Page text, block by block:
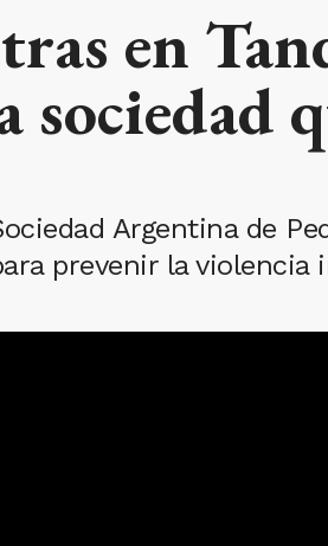
en
sociedad
Argentina de
prevenir la violencia